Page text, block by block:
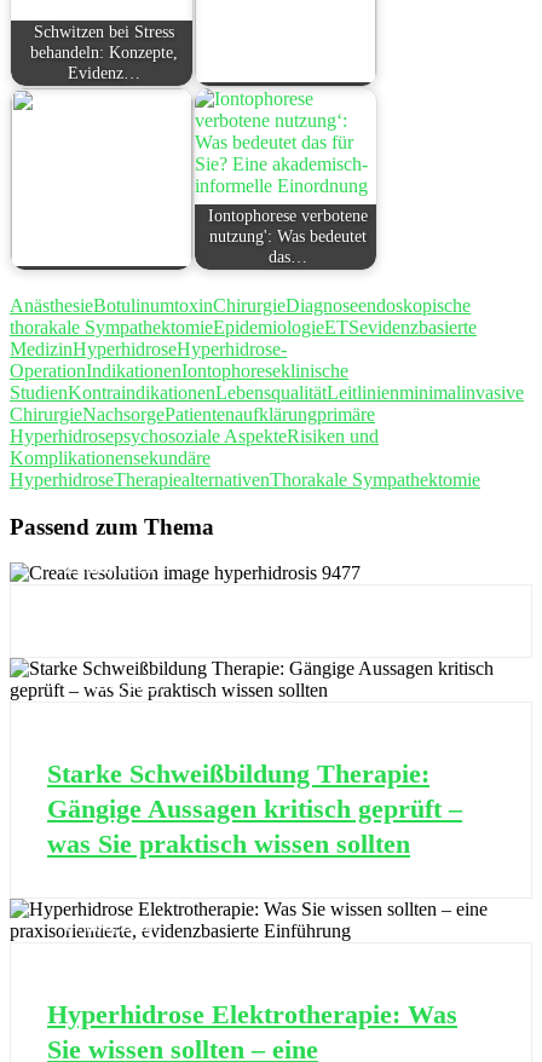
Schwitzen bei Stress
behandeln: Konzepte,
Evidenz…
Iontophorese verbotene
nutzung': Was bedeutet
das…
AnästhesieBotulinumtoxinChirurgieDiagnoseendoskopische
thorakale SympathektomieEpidemiologieETSevidenzbasierte
MedizinHyperhidroseHyperhidrose-
OperationIndikationenIontophoreseklinische
StudienKontraindikationenLebensqualitätLeitlinienminimalinvasive
ChirurgieNachsorgePatientenaufklärungprimäre
Hyperhidrosepsychosoziale AspekteRisiken und
Komplikationensekundäre
HyperhidroseTherapiealternativenThorakale Sympathektomie
Passend zum Thema
29 MAI, 2025
14 NOV., 2025
Starke Schweißbildung Therapie:
Gängige Aussagen kritisch geprüft –
was Sie praktisch wissen sollten
07 MAI, 2026
Hyperhidrose Elektrotherapie: Was
Sie wissen sollten – eine